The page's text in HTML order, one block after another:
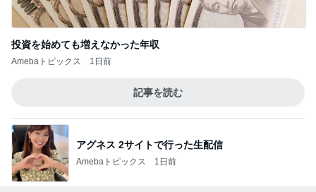
投資を始めても増えなかった年収
Amebaトピックス 1日前
記事を読む
アグネス 2サイトで行った生配信
Amebaトピックス 1日前